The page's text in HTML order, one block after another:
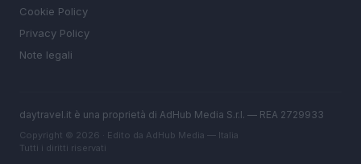
Cookie Policy
Privacy Policy
Note legali
daytravel.it è una proprietà di AdHub Media S.r.l. — REA 2729933
Copyright © 2026 · Edito da AdHub Media — Italia
Tutti i diritti riservati